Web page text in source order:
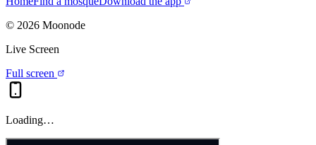
© 2026 Moonode
Live Screen
Full screen
Loading…